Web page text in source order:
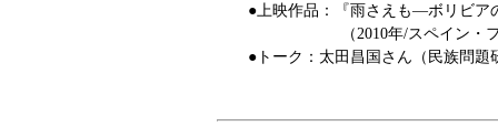
●上映作品：『雨さえも―ボリビア
（2010年/スペイン・フラ
●トーク：太田昌国さん（民族問題